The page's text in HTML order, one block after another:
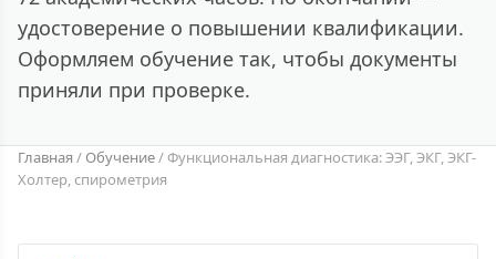
удостоверение о повышении квалификации.
Оформляем обучение так, чтобы документы
приняли при проверке.
Главная / Обучение/Функциональная диагностика: ЭЭГ, ЭКГ, ЭКГ-
Холтер, спирометрия